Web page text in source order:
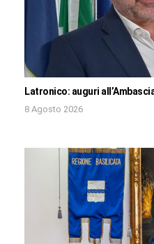
Latronico: auguri
8 Agosto 2026